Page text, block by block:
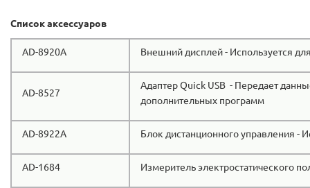
Список аксессуаров
AD-8920A Внешний дисплей - Используется
AD-8527
Адаптер Quick USB - Передает
дополнительных программ
AD-8922A Блок дистанционного управления -
AD-1684 Измеритель электростатического